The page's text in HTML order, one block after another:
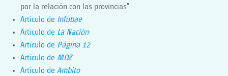
por la relación con las provincias”
Artículo de Infobae
Artículo de La Nación
Artículo de Página 12
Artículo de MDZ
Artículo de Ámbito